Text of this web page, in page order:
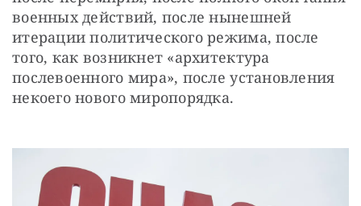
военных действий, после нынешней
итерации политического режима, после
того, как возникнет «архитектура
послевоенного мира», после установления
некоего нового миропорядка.